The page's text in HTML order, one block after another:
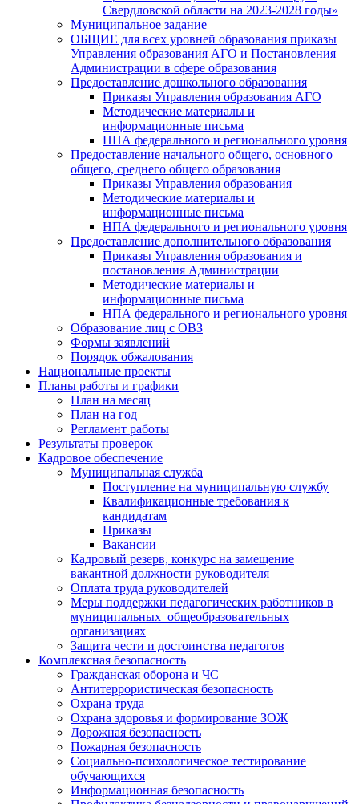
Свердловской области на 2023-2028 годы»
Муниципальное задание
ОБЩИЕ для всех уровней образования приказы
Управления образования АГО и Постановления
Администрации в сфере образования
Предоставление дошкольного образования
Приказы Управления образования АГО
Методические материалы и
информационные письма
НПА федерального и регионального уровня
Предоставление начального общего, основного
общего, среднего общего образования
Приказы Управления образования
Методические материалы и
информационные письма
НПА федерального и регионального уровня
Предоставление дополнительного образования
Приказы Управления образования и
постановления Администрации
Методические материалы и
информационные письма
НПА федерального и регионального уровня
Образование лиц с ОВЗ
Формы заявлений
Порядок обжалования
Национальные проекты
Планы работы и графики
План на месяц
План на год
Регламент работы
Результаты проверок
Кадровое обеспечение
Муниципальная служба
Поступление на муниципальную службу
Квалификационные требования к
кандидатам
Приказы
Вакансии
Кадровый резерв, конкурс на замещение
вакантной должности руководителя
Оплата труда руководителей
Меры поддержки педагогических работников в
муниципальных общеобразовательных
организациях
Защита чести и достоинства педагогов
Комплексная безопасность
Гражданская оборона и ЧС
Антитеррористическая безопасность
Охрана труда
Охрана здоровья и формирование ЗОЖ
Дорожная безопасность
Пожарная безопасность
Социально-психологическое тестирование
обучающихся
Информационная безопасность